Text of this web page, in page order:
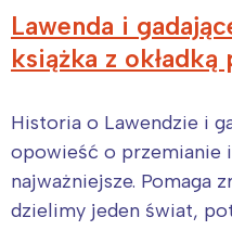
Lawenda i
książka z okładką
Historia o Lawendzie i
opowieść o przemianie
najważniejsze. Pomaga
dzielimy jeden świat,